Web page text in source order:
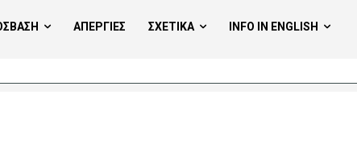
ΑΠΕΡΓΙΕΣ ΣΧΕΤΙΚΑ INFO IN ENGLISH